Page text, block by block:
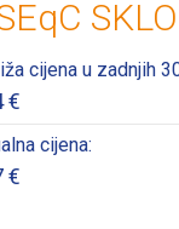
cijena u zadnjih
€
cijena:
€